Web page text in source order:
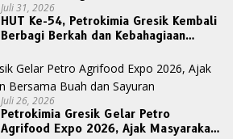
Juli 31, 2026
HUT Ke-54, Petrokimia Gresik Kembali
Berbagi Berkah dan Kebahagiaan
Juli 26, 2026
Petrokimia Gresik Gelar Petro
Agrifood Expo 2026, Ajak Masyarakat